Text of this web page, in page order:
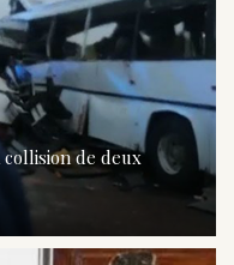
collision de deux